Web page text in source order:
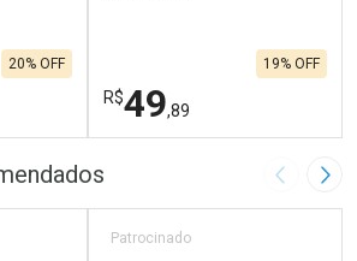
20% OFF
FECHAR
FECHAR
R$49,89
19% OFF
Laboratório
Por Menos
Imagem
Patrocinado